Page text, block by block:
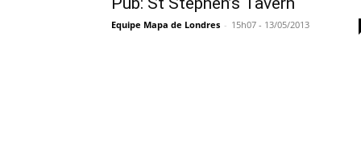
Equipe Mapa de Londres - 15h07 - 13/05/2013